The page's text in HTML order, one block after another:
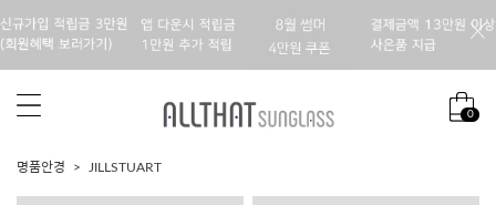
0
명품안경 JILLSTUART